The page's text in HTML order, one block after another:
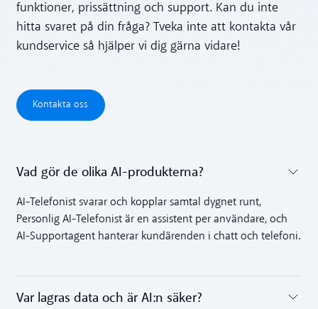
funktioner, prissättning och support. Kan du inte
hitta svaret på din fråga? Tveka inte att kontakta vår
kundservice så hjälper vi dig gärna vidare!
Kontakta oss
Kontakta oss
Toggle accordion
Vad gör de olika AI-produkterna?
AI-Telefonist svarar och kopplar samtal dygnet runt,
Personlig AI-Telefonist är en assistent per användare, och
AI-Supportagent hanterar kundärenden i chatt och telefoni.
Var lagras data och är AI:n säker?